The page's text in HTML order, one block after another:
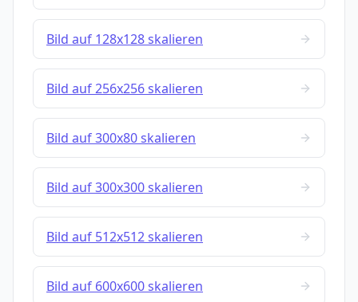
Bild auf 128x128 skalieren
Bild auf 256x256 skalieren
Bild auf 300x80 skalieren
Bild auf 300x300 skalieren
Bild auf 512x512 skalieren
Bild auf 600x600 skalieren